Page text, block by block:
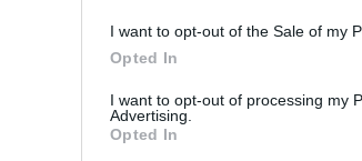
I want to opt-out of the Sale of my
Opted In
I want to opt-out of processing my
Advertising.
Opted In